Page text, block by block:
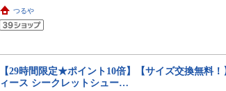
つるや
【29時間限定★ポイント10倍】【サイズ交換無料
ィース シークレットシュー…